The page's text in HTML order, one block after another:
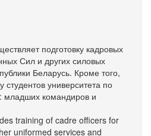
подготовку кадровых
Сил и других силовых
Беларусь. Кроме того,
студентов университета по
младших командиров и
training of cadre officers for
uniformed services and